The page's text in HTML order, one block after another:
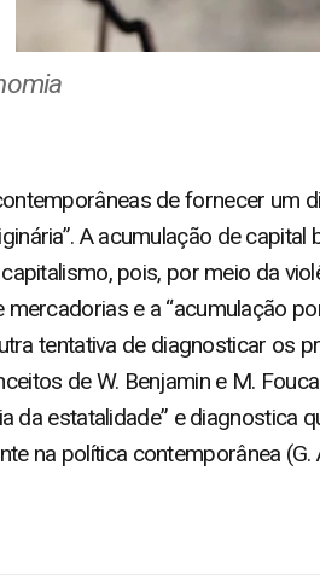
de fornecer um
A acumulação de capital
pois, por meio da
e a “acumulação
tentativa de diagnosticar os
de W. Benjamin e M.
da estatalidade” e diagnostica
na política contemporânea (G.